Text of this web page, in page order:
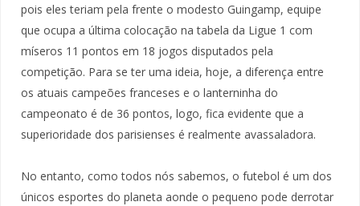
pois eles teriam pela frente o modesto Guingamp, equipe
que ocupa a última colocação na tabela da Ligue 1 com
míseros 11 pontos em 18 jogos disputados pela
competição. Para se ter uma ideia, hoje, a diferença entre
os atuais campeões franceses e o lanterninha do
campeonato é de 36 pontos, logo, fica evidente que a
superioridade dos parisienses é realmente avassaladora.
No entanto, como todos nós sabemos, o futebol é um dos
únicos esportes do planeta aonde o pequeno pode derrotar